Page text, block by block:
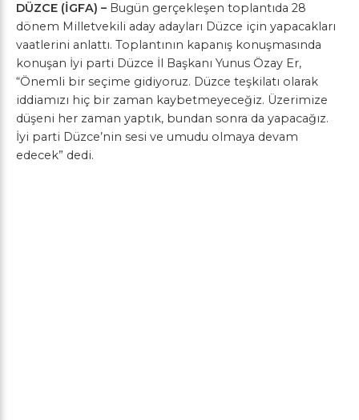
DÜZCE (İGFA) – Bugün gerçekleşen toplantıda 28
dönem Milletvekili aday adayları Düzce için yapacakları
vaatlerini anlattı. Toplantının kapanış konuşmasında
konuşan İyi parti Düzce İl Başkanı Yunus Özay Er,
“Önemli bir seçime gidiyoruz. Düzce teşkilatı olarak
iddiamızı hiç bir zaman kaybetmeyeceğiz. Üzerimize
düşeni her zaman yaptık, bundan sonra da yapacağız.
İyi parti Düzce’nin sesi ve umudu olmaya devam
edecek” dedi.